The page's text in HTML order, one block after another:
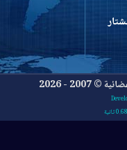
2026